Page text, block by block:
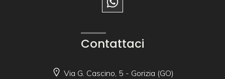
Contattaci
Via G. Cascino, 5 - Gorizia (GO)